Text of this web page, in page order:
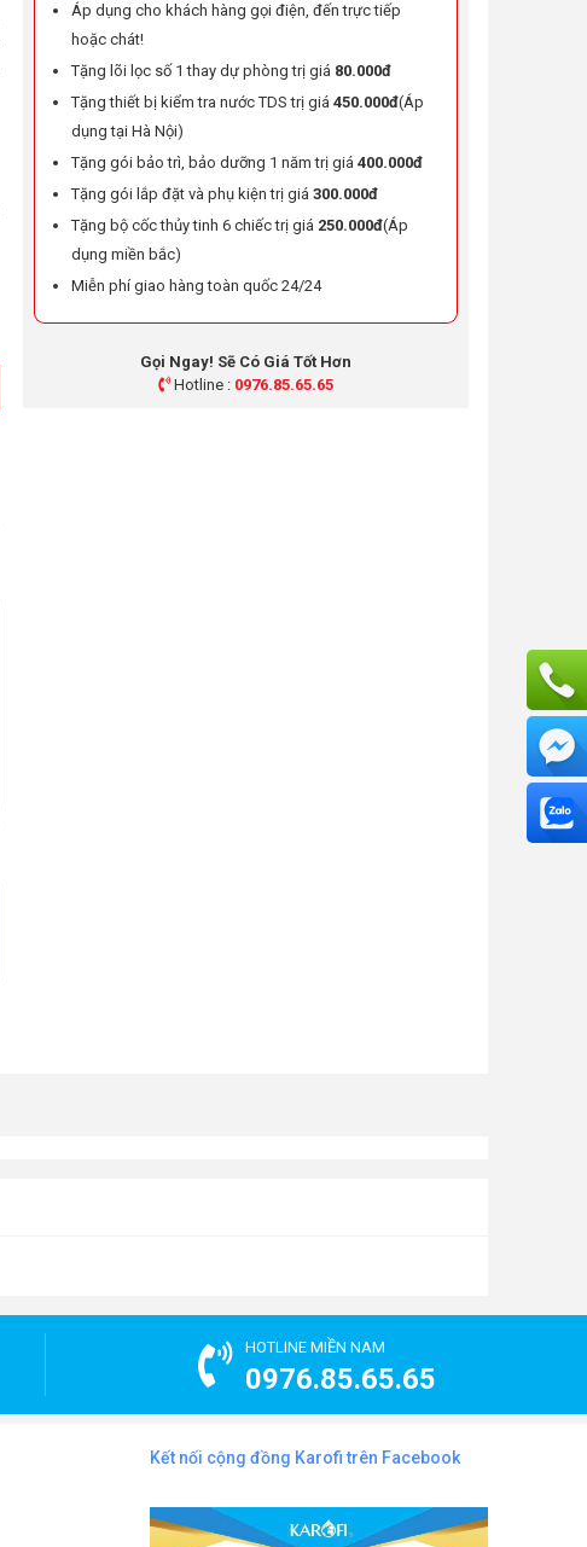
Áp dụng cho khách hàng gọi điện, đến trực tiếp
hoặc chát!
Tặng lõi lọc số 1 thay dự phòng trị giá 80.000đ
Tặng thiết bị kiểm tra nước TDS trị giá 450.000đ(Áp
dụng tại Hà Nội)
Tặng gói bảo trì, bảo dưỡng 1 năm trị giá 400.000đ
Tặng gói lắp đặt và phụ kiện trị giá 300.000đ
Tặng bộ cốc thủy tinh 6 chiếc trị giá 250.000đ(Áp
dụng miền bắc)
Miễn phí giao hàng toàn quốc 24/24
Gọi Ngay! Sẽ Có Giá Tốt Hơn
Hotline : 0976.85.65.65
HOTLINE MIỀN NAM
0976.85.65.65
Kết nối cộng đồng Karofi trên Facebook